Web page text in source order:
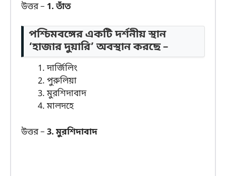
উত্তর – 1. তাঁত
পশ্চিমবঙ্গের একটি দর্শনীয় স্থান
‘হাজার দুয়ারি’ অবস্থান করছে –
দার্জিলিং
পুরুলিয়া
মুরশিদাবাদ
মালদহে
উত্তর – 3. মুরশিদাবাদ